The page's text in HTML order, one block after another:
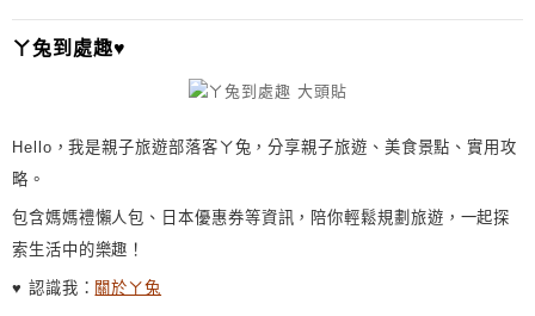
ㄚ兔到處趣♥
Hello，我是親子旅遊部落客ㄚ兔，分享親子旅遊、美食景點、實用攻
略。
包含媽媽禮懶人包、日本優惠券等資訊，陪你輕鬆規劃旅遊，一起探
索生活中的樂趣！
♥ 認識我： 關於ㄚ兔